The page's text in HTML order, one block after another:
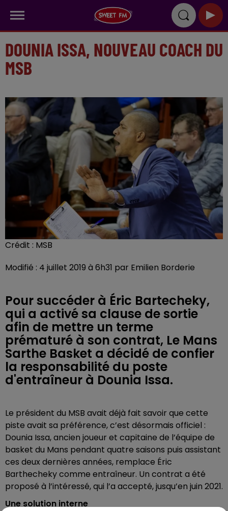
DOUNIA ISSA, NOUVEAU COACH DU
MSB
Crédit : MSB
Modifié : 4 juillet 2019 à 6h31 par Emilien Borderie
Pour succéder à Éric Bartecheky,
qui a activé sa clause de sortie
afin de mettre un terme
prématuré à son contrat, Le Mans
Sarthe Basket a décidé de confier
la responsabilité du poste
d'entraîneur à Dounia Issa.
Le président du MSB avait déjà fait savoir que cette
piste avait sa préférence, c’est désormais officiel :
Dounia Issa, ancien joueur et capitaine de l’équipe de
basket du Mans pendant quatre saisons puis assistant
ces deux dernières années, remplace Éric
Barthecheky comme entraîneur. Un contrat a été
proposé à l’intéressé, qui l’a accepté, jusqu’en juin 2021.
Une solution interne